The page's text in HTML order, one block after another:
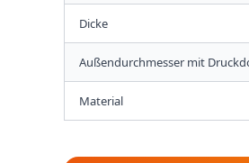
Dicke
Außendurchmesser mit
Material